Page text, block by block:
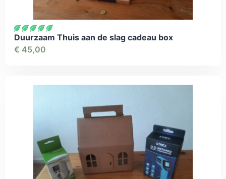
Duurzaam Thuis aan de slag cadeau box
€ 45,00